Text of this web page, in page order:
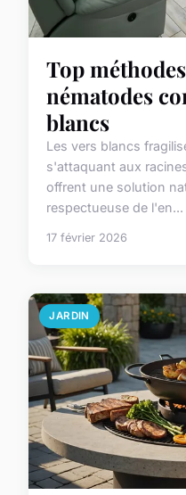
Top
nématodes
blancs
Les vers blancs
s'attaquant aux
offrent une solution
respectueuse de l'en...
17 février 2026
JARDIN